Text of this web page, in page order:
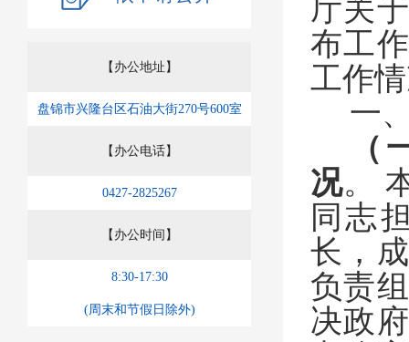
【办公地址】
盘锦市兴隆台区石油大街270号600室
【办公电话】
0427-2825267
【办公时间】
8:30-17:30
(周末和节假日除外)
厅关
布工
工作
一
况。
同志
长，
负责
决政